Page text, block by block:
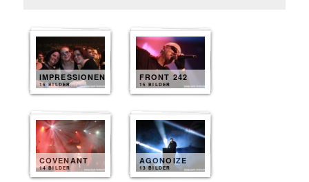
IMPRESSIONEN
15 BILDER
FRONT 242
15 BILDER
COVENANT
14 BILDER
AGONOIZE
13 BILDER